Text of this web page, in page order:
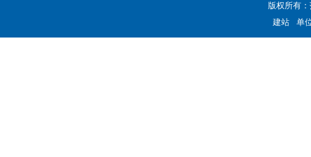
版权所有
建站
单